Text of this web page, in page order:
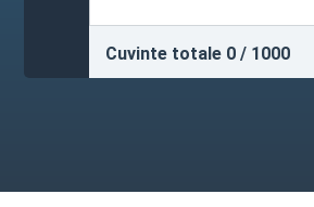
Cuvinte totale 0 / 1000